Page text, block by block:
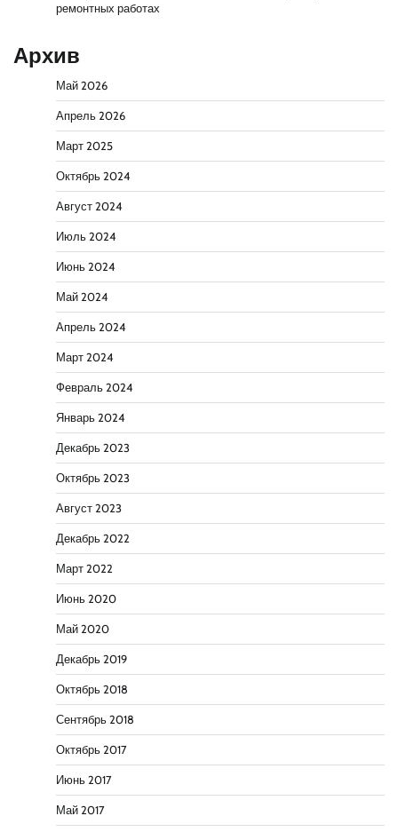
ремонтных работах
Архив
Май 2026
Апрель 2026
Март 2025
Октябрь 2024
Август 2024
Июль 2024
Июнь 2024
Май 2024
Апрель 2024
Март 2024
Февраль 2024
Январь 2024
Декабрь 2023
Октябрь 2023
Август 2023
Декабрь 2022
Март 2022
Июнь 2020
Май 2020
Декабрь 2019
Октябрь 2018
Сентябрь 2018
Октябрь 2017
Июнь 2017
Май 2017